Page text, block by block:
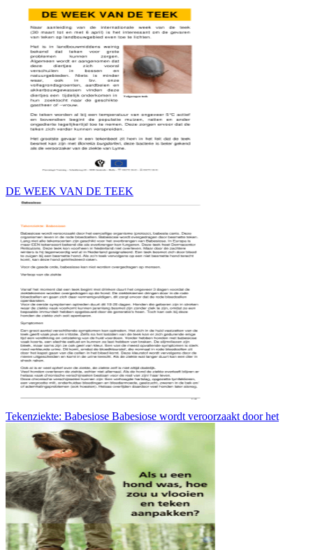
DE WEEK VAN DE TEEK
Tekenziekte: Babesiose Babesiose wordt veroorzaakt door het